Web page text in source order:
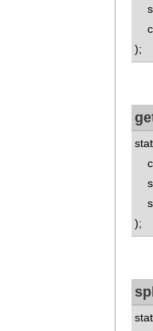
);
);